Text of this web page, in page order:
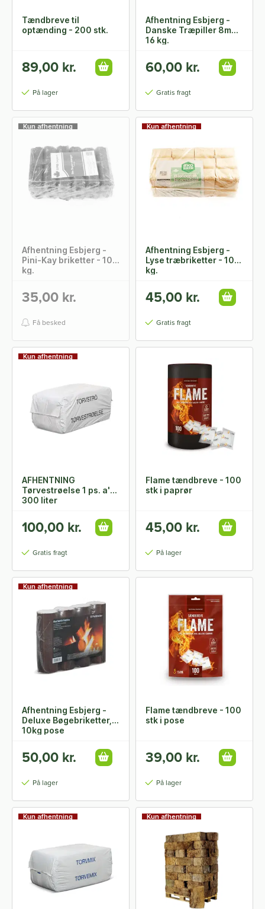
Tændbreve til
optænding - 200 stk.
89,00 kr.
På lager
Afhentning Esbjerg -
Danske Træpiller 8mm
16 kg.
60,00 kr.
Gratis fragt
Kun afhentning
Afhentning Esbjerg -
Pini-Kay briketter - 10
kg.
35,00 kr.
Få besked
Kun afhentning
Afhentning Esbjerg -
Lyse træbriketter - 10
kg.
45,00 kr.
Gratis fragt
Kun afhentning
AFHENTNING
Tørvestrøelse 1 ps. a'
300 liter
100,00 kr.
Gratis fragt
Flame tændbreve - 100
stk i paprør
45,00 kr.
På lager
Kun afhentning
Afhentning Esbjerg -
Deluxe Bøgebriketter,
10kg pose
50,00 kr.
På lager
Flame tændbreve - 100
stk i pose
39,00 kr.
På lager
Kun afhentning Kun afhentning